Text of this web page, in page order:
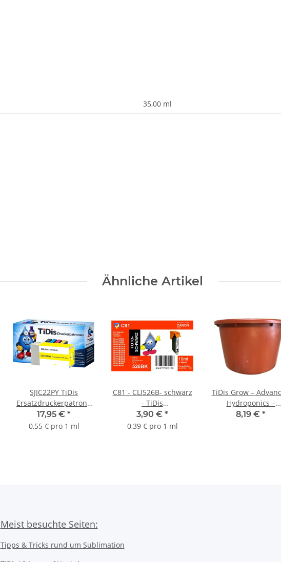
35,00 ml
Ähnliche Artikel
SJIC22PY TiDis
Ersatzdruckerpatrone
Yellow mit 32,5ml Inhalt
- ersetzt C33S020604
17,95 € *
0,55 € pro 1 ml
C81 - CLI526B- schwarz
- TiDis
Ersatzdruckerpatrone
mit 10ml Inhalt
3,90 € *
0,39 € pro 1 ml
TiDis Grow –
Hydroponics –
Ersatztopf für
8,19 € *
Meist besuchte Seiten:
Tipps & Tricks rund um Sublimation